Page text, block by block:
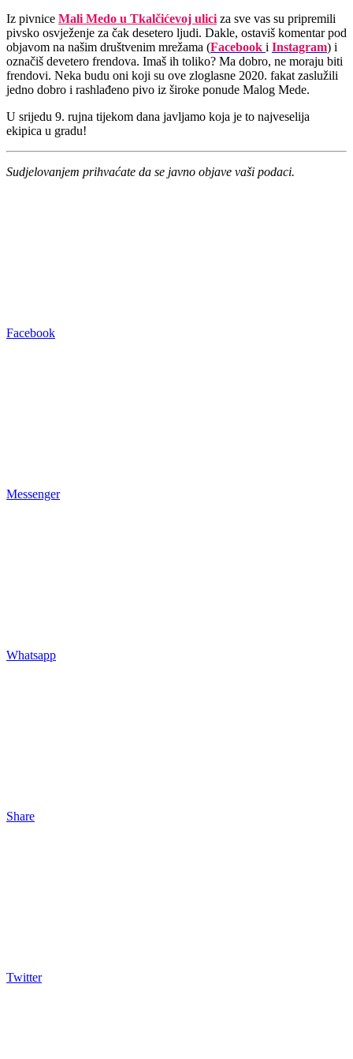
Iz pivnice Mali Medo u Tkalčićevoj ulici za sve vas su pripremili
pivsko osvježenje za čak desetero ljudi. Dakle, ostaviš komentar pod
objavom na našim društvenim mrežama (Facebook i Instagram) i
označiš devetero frendova. Imaš ih toliko? Ma dobro, ne moraju biti
frendovi. Neka budu oni koji su ove zloglasne 2020. fakat zaslužili
jedno dobro i rashlađeno pivo iz široke ponude Malog Mede.
U srijedu 9. rujna tijekom dana javljamo koja je to najveselija
ekipica u gradu!
Sudjelovanjem prihvaćate da se javno objave vaši podaci.
Facebook
Messenger
Whatsapp
Share
Twitter